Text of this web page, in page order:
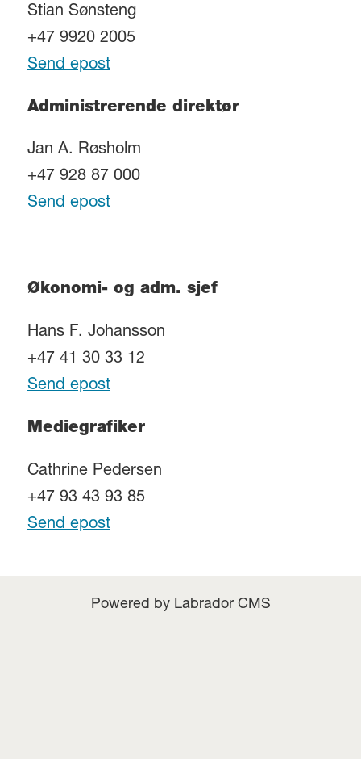
Stian Sønsteng
+47 9920 2005
Send epost
Administrerende direktør
Jan A. Røsholm
+47 928 87 000
Send epost
Økonomi- og adm. sjef
Hans F. Johansson
+47 41 30 33 12
Send epost
Mediegrafiker
Cathrine Pedersen
+47 93 43 93 85
Send epost
Powered by Labrador CMS